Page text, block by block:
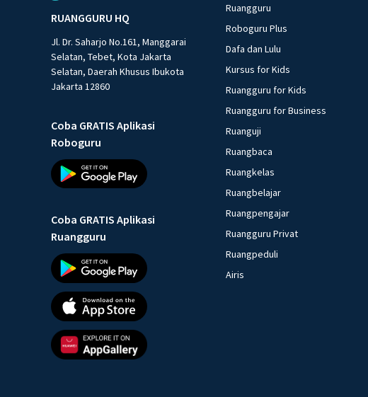
RUANGGURU HQ
Jl. Dr. Saharjo No.161, Manggarai
Selatan, Tebet, Kota Jakarta
Selatan, Daerah Khusus Ibukota
Jakarta 12860
Coba GRATIS Aplikasi
Roboguru
Coba GRATIS Aplikasi
Ruangguru
Ruangguru
Roboguru Plus
Dafa dan Lulu
Kursus for Kids
Ruangguru for Kids
Ruangguru for Business
Ruanguji
Ruangbaca
Ruangkelas
Ruangbelajar
Ruangpengajar
Ruangguru Privat
Ruangpeduli
Airis